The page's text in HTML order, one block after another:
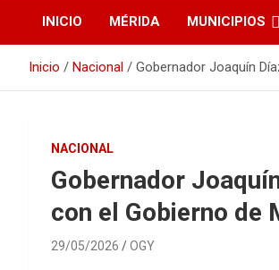
Yucatán
INICIO MÉRIDA MUNICIPIOS
Inicio Nacional Gobernador Joaquín
NACIONAL
Gobernador
con el Gobierno de
29/05/2026 OGY